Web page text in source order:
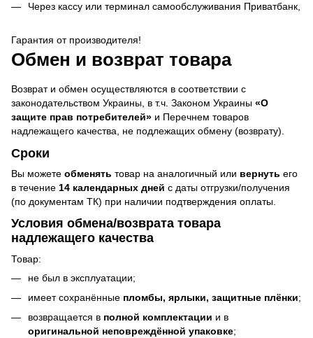
Через кассу или терминал самообслуживания Приватбанк,
Гарантия от производителя!
Обмен и возврат товара
Возврат и обмен осуществляются в соответствии с
законодательством Украины, в т.ч. Законом Украины «О
защите прав потребителей» и Перечнем товаров
надлежащего качества, не подлежащих обмену (возврату).
Сроки
Вы можете обменять товар на аналогичный или вернуть его
в течение 14 календарных дней с даты отгрузки/получения
(по документам ТК) при наличии подтверждения оплаты.
Условия обмена/возврата товара
надлежащего качества
Товар:
не был в эксплуатации;
имеет сохранённые пломбы, ярлыки, защитные плёнки;
возвращается в полной комплектации и в
оригинальной неповреждённой упаковке;